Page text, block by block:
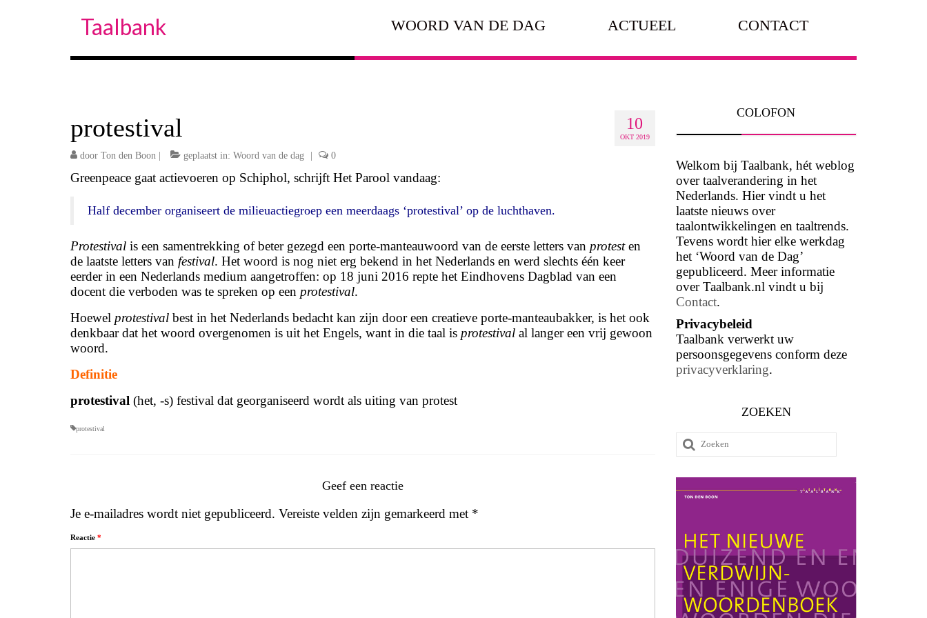
Taalbank WOORD VAN DE DAG ACTUEEL CONTACT
10
OKT 2019
protestival
door Ton den Boon geplaatst in: Woord van de dag 0
Greenpeace gaat actievoeren op Schiphol, schrijft Het Parool vandaag:
Half december organiseert de milieuactiegroep een meerdaags ‘protestival’ op de luchthaven.
Protestival is een samentrekking of beter gezegd een porte-manteauwoord van de eerste letters van protesten
de laatste letters van festival. Het woord is nog niet erg bekend in het Nederlands en werd slechts één keer
eerder in een Nederlands medium aangetroffen: op 18 juni 2016 repte het Eindhovens Dagblad van een
docent die verboden was te spreken op een protestival.
Hoewel protestival best in het Nederlands bedacht kan zijn door een creatieve porte-manteaubakker, is het ook
denkbaar dat het woord overgenomen is uit het Engels, want in die taal is protestival al langer een vrij gewoon
woord.
Definitie
protestival (het, -s) festival dat georganiseerd wordt als uiting van protest
protestival
Geef een reactie
Je e-mailadres wordt niet gepubliceerd. Vereiste velden zijn gemarkeerd met *
Reactie *
COLOFON
Welkom bij Taalbank, hét weblog
over taalverandering in het
Nederlands. Hier vindt u het
laatste nieuws over
taalontwikkelingen en taaltrends.
Tevens wordt hier elke werkdag
het ‘Woord van de Dag’
gepubliceerd. Meer informatie
over Taalbank.nl vindt u bij
Contact.
Privacybeleid
Taalbank verwerkt uw
persoonsgegevens conform deze
privacyverklaring.
ZOEKEN
Zoeken
naar: